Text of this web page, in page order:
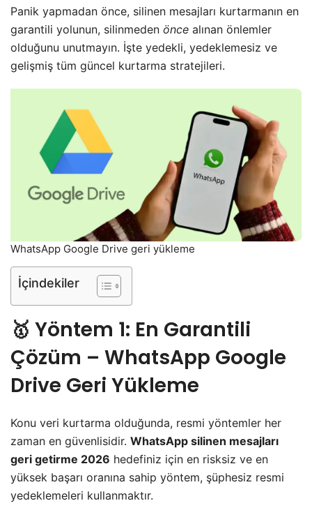
​Panik yapmadan önce, silinen mesajları kurtarmanın en
garantili yolunun, silinmeden önce alınan önlemler
olduğunu unutmayın. İşte yedekli, yedeklemesiz ve
gelişmiş tüm güncel kurtarma stratejileri.
WhatsApp Google Drive geri yükleme
İçindekiler
​🥇 Yöntem 1: En Garantili
Çözüm – WhatsApp Google
Drive Geri Yükleme
​Konu veri kurtarma olduğunda, resmi yöntemler her
zaman en güvenlisidir. WhatsApp silinen mesajları
geri getirme 2026 hedefiniz için en risksiz ve en
yüksek başarı oranına sahip yöntem, şüphesiz resmi
yedeklemeleri kullanmaktır.